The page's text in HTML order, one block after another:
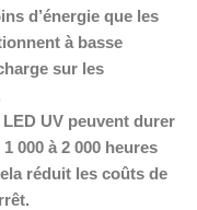
d’énergie que les
à basse
sur les
LED UV peuvent durer
000 à 2 000 heures
réduit les coûts de